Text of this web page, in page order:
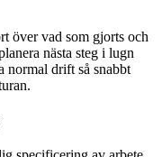
över vad som gjorts och
nästa steg i lugn
normal drift så snabbt